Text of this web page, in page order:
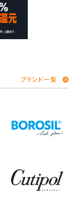
ブランド一覧